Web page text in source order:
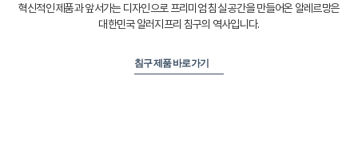
혁신적인 제품과 앞서가는 디자인으로 프리미엄 침실 공간을 만들어온 알레르망은
대한민국 알러지프리 침구의 역사입니다.
침구 제품 바로가기